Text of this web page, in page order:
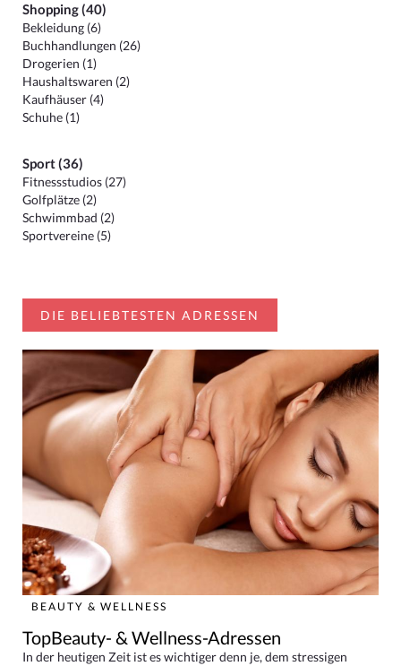
Shopping (40)
Bekleidung (6)
Buchhandlungen (26)
Drogerien (1)
Haushaltswaren (2)
Kaufhäuser (4)
Schuhe (1)
Sport (36)
Fitnessstudios (27)
Golfplätze (2)
Schwimmbad (2)
Sportvereine (5)
DIE BELIEBTESTEN ADRESSEN
BEAUTY & WELLNESS
TopBeauty- & Wellness-Adressen
In der heutigen Zeit ist es wichtiger denn je, dem stressigen